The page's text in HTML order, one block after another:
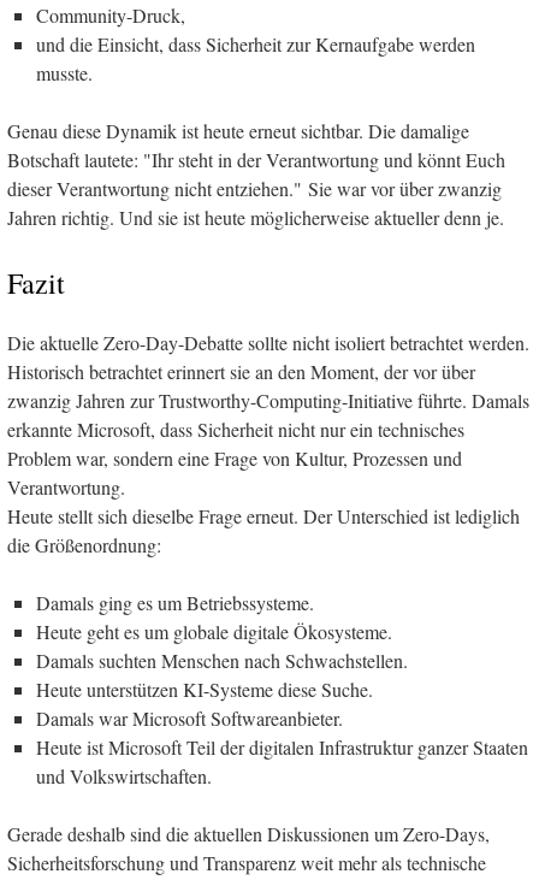
Community-Druck,
und die Einsicht, dass Sicherheit zur Kernaufgabe werden
musste.
Genau diese Dynamik ist heute erneut sichtbar. Die damalige
Botschaft lautete: "Ihr steht in der Verantwortung und könnt Euch
dieser Verantwortung nicht entziehen." Sie war vor über zwanzig
Jahren richtig. Und sie ist heute möglicherweise aktueller denn je.
Fazit
Die aktuelle Zero-Day-Debatte sollte nicht isoliert betrachtet werden.
Historisch betrachtet erinnert sie an den Moment, der vor über
zwanzig Jahren zur Trustworthy-Computing-Initiative führte. Damals
erkannte Microsoft, dass Sicherheit nicht nur ein technisches
Problem war, sondern eine Frage von Kultur, Prozessen und
Verantwortung.
Heute stellt sich dieselbe Frage erneut. Der Unterschied ist lediglich
die Größenordnung:
Damals ging es um Betriebssysteme.
Heute geht es um globale digitale Ökosysteme.
Damals suchten Menschen nach Schwachstellen.
Heute unterstützen KI-Systeme diese Suche.
Damals war Microsoft Softwareanbieter.
Heute ist Microsoft Teil der digitalen Infrastruktur ganzer Staaten
und Volkswirtschaften.
Gerade deshalb sind die aktuellen Diskussionen um Zero-Days,
Sicherheitsforschung und Transparenz weit mehr als technische